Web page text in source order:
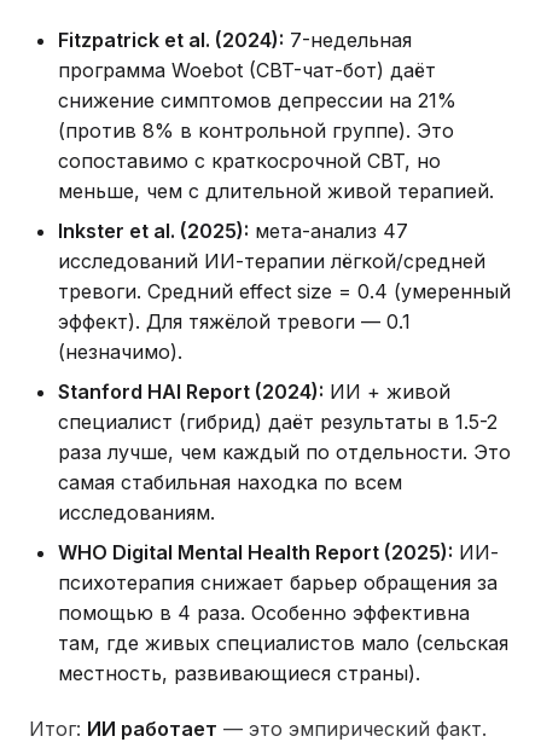
Fitzpatrick et al. (2024): 7-недельная
программа Woebot (CBT-чат-бот) даёт
снижение симптомов депрессии на 21%
(против 8% в контрольной группе). Это
сопоставимо с краткосрочной CBT, но
меньше, чем с длительной живой терапией.
Inkster et al. (2025): мета-анализ 47
исследований ИИ-терапии лёгкой/средней
тревоги. Средний effect size = 0.4 (умеренный
эффект). Для тяжёлой тревоги — 0.1
(незначимо).
Stanford HAI Report (2024): ИИ + живой
специалист (гибрид) даёт результаты в 1.5-2
раза лучше, чем каждый по отдельности. Это
самая стабильная находка по всем
исследованиям.
WHO Digital Mental Health Report (2025): ИИ-
психотерапия снижает барьер обращения за
помощью в 4 раза. Особенно эффективна
там, где живых специалистов мало (сельская
местность, развивающиеся страны).
Итог: ИИ работает — это эмпирический факт.